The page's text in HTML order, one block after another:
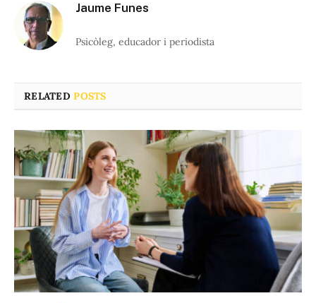
Jaume Funes
Psicòleg, educador i periodista
RELATEDPOSTS